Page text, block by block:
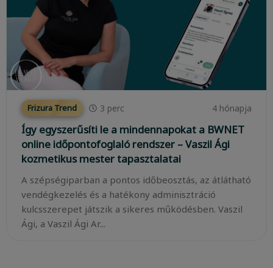
Frizura Trend 3 perc 4 hónapja
Így egyszerűsíti le a mindennapokat a BWNET
online időpontofoglaló rendszer – Vaszil Ági
kozmetikus mester tapasztalatai
A szépségiparban a pontos időbeosztás, az átlátható
vendégkezelés és a hatékony adminisztráció
kulcsszerepet játszik a sikeres működésben. Vaszil
Ági, a Vaszil Ági Ar...